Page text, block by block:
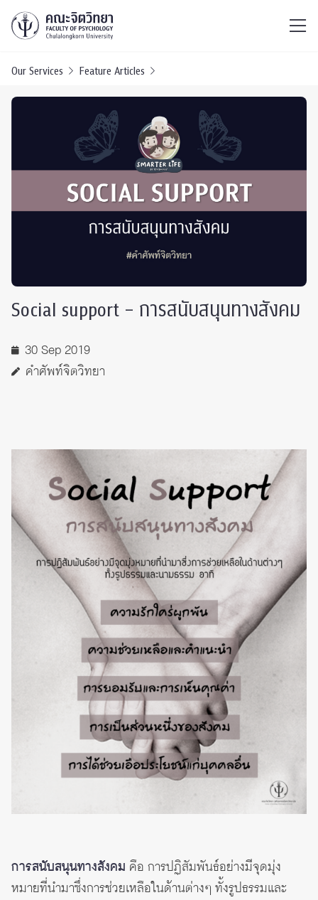
Our Services Feature Articles
Social support – การสนับสนุนทางสังคม
30 Sep 2019
คำศัพท์จิตวิทยา
การสนับสนุนทางสังคม คือ การปฏิสัมพันธ์อย่างมีจุดมุ่ง
หมายที่นำมาซึ่งการช่วยเหลือในด้านต่างๆ ทั้งรูปธรรมและ